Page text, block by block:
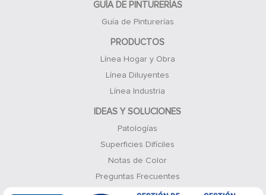
GUÍA DE PINTURERÍAS
Guía de Pinturerías
PRODUCTOS
Línea Hogar y Obra
Línea Diluyentes
Línea Industria
IDEAS Y SOLUCIONES
Patologías
Superficies Difíciles
Notas de Color
Preguntas Frecuentes